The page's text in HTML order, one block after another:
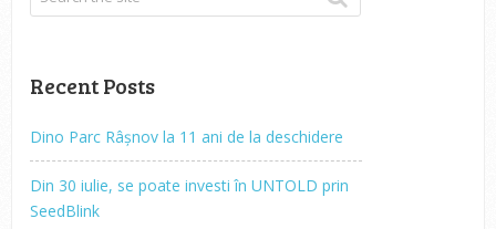
Recent Posts
Dino Parc Râșnov la 11 ani de la deschidere
Din 30 iulie, se poate investi în UNTOLD prin
SeedBlink